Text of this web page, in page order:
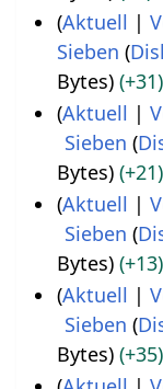
z
u
s
a
m
m
e
n
f
a
s
b
e
i
t
u
n
s
u
s
a
m
m
1
e
a
r
b
e
i
t
u
n
s
u
b
a
0
F
1
K
e
i
n
B
e
a
r
b
e
i
t
z
b
Aktuell
Sieben
Bytes
+31
N
e
Aktuell
Sieben
Bytes
+21
Aktuell
Sieben
Bytes
+13
Aktuell
Sieben
Bytes
+35
K